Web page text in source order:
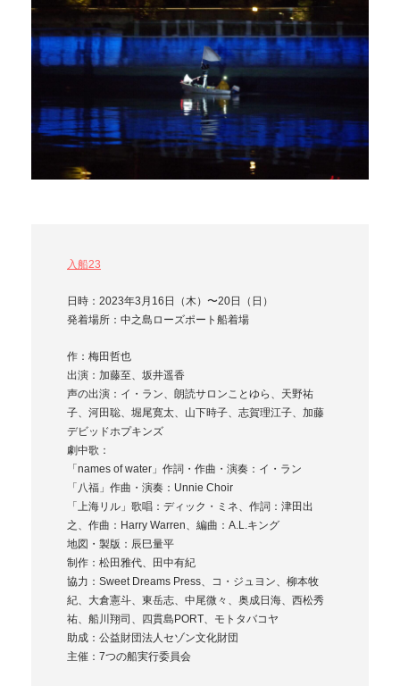
入船23
日時：2023年3月16日（木）〜20日（日）
発着場所：中之島ローズポート船着場
作：梅田哲也
出演：加藤至、坂井遥香
声の出演：イ・ラン、朗読サロンことゆら、天野祐
子、河田聡、堀尾寛太、山下時子、志賀理江子、加藤
デビッドホプキンズ
劇中歌：
「names of water」作詞・作曲・演奏：イ・ラン
「八福」作曲・演奏：Unnie Choir
「上海リル」歌唱：ディック・ミネ、作詞：津田出
之、作曲：Harry Warren、編曲：A.L.キング
地図・製版：辰巳量平
制作：松田雅代、田中有紀
協力：Sweet Dreams Press、コ・ジュヨン、柳本牧
紀、大倉憲斗、東岳志、中尾微々、奥成日海、西松秀
祐、船川翔司、四貫島PORT、モトタバコヤ
助成：公益財団法人セゾン文化財団
主催：7つの船実行委員会